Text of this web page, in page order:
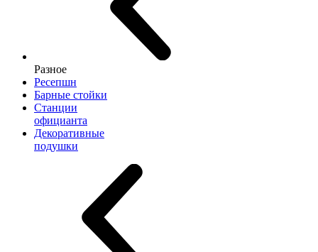
Разное
Ресепшн
Барные стойки
Станции
официанта
Декоративные
подушки